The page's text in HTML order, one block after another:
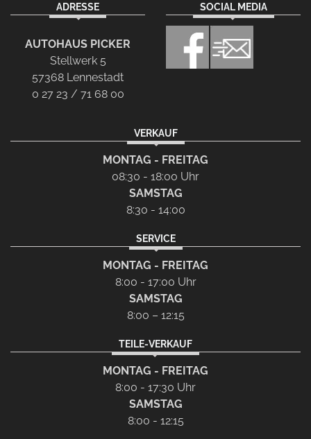
ADRESSE
AUTOHAUS PICKER
Stellwerk 5
57368 Lennestadt
0 27 23 / 71 68 00
SOCIAL MEDIA
VERKAUF
MONTAG - FREITAG
08:30 - 18:00 Uhr
SAMSTAG
8:30 - 14:00
SERVICE
MONTAG - FREITAG
8:00 - 17:00 Uhr
SAMSTAG
8:00 – 12:15
TEILE-VERKAUF
MONTAG - FREITAG
8:00 - 17:30 Uhr
SAMSTAG
8:00 - 12:15